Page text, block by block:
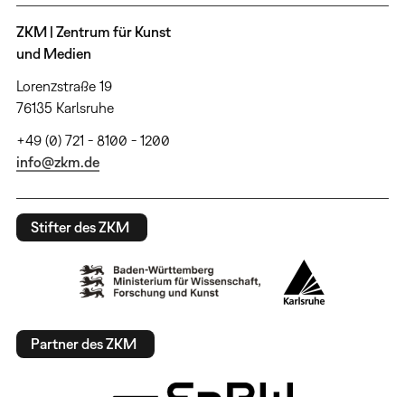
ZKM | Zentrum für Kunst
und Medien
Lorenzstraße 19
76135 Karlsruhe
+49 (0) 721 - 8100 - 1200
info@zkm.de
Stifter des ZKM
Partner des ZKM